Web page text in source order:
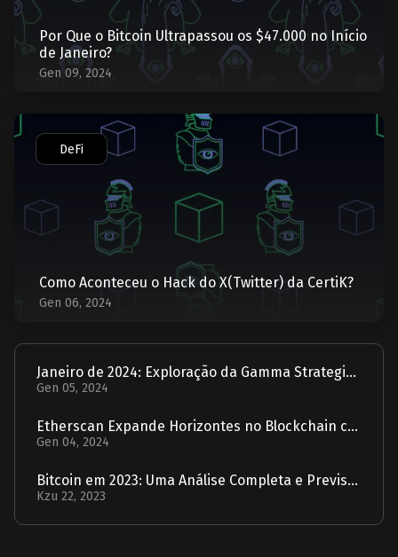
Por Que o Bitcoin Ultrapassou os $47.000 no Início
de Janeiro?
Gen 09, 2024
Como Aconteceu o Hack do X(Twitter) da CertiK?
Gen 06, 2024
DeFi
Janeiro de 2024: Exploração da Gamma Strategies - Um Relatório
Gen 05, 2024
Etherscan Expande Horizontes no Blockchain com Aquisição da Solscan
Gen 04, 2024
Bitcoin em 2023: Uma Análise Completa e Previsão para 2024
Kzu 22, 2023